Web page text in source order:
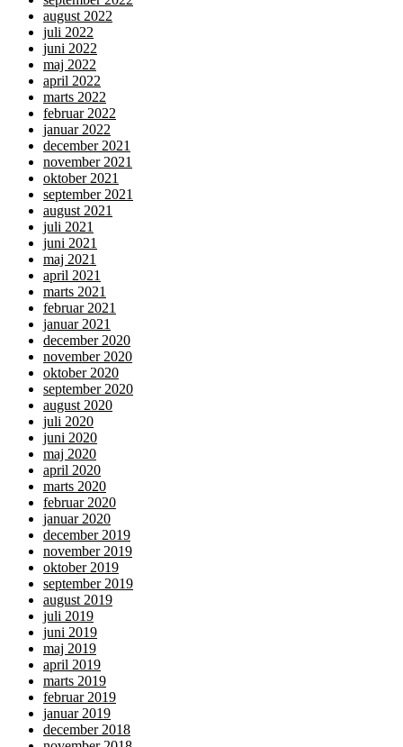
august 2022
juli 2022
juni 2022
maj 2022
april 2022
marts 2022
februar 2022
januar 2022
december 2021
november 2021
oktober 2021
september 2021
august 2021
juli 2021
juni 2021
maj 2021
april 2021
marts 2021
februar 2021
januar 2021
december 2020
november 2020
oktober 2020
september 2020
august 2020
juli 2020
juni 2020
maj 2020
april 2020
marts 2020
februar 2020
januar 2020
december 2019
november 2019
oktober 2019
september 2019
august 2019
juli 2019
juni 2019
maj 2019
april 2019
marts 2019
februar 2019
januar 2019
december 2018